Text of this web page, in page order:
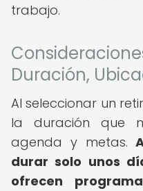
trabajo.
Duración,
Al seleccionar un
la duración que
agenda y metas.
durar solo unos
ofrecen